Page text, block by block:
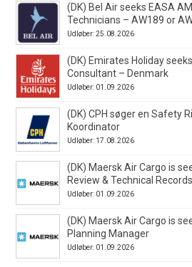
(DK) Bel Air seeks EASA
Technicians – AW189 or
Udløber: 25.08.2026
(DK) Emirates Holiday
Consultant – Denmark
Udløber: 01.09.2026
(DK) CPH søger en Safety
Koordinator
Udløber: 17.08.2026
(DK) Maersk Air Cargo is
Review & Technical
Udløber: 01.09.2026
(DK) Maersk Air Cargo is
Planning Manager
Udløber: 01.09.2026